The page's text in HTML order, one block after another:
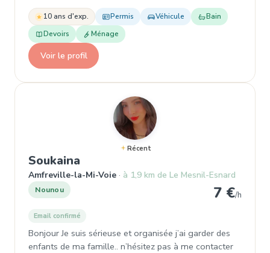
10 ans d'exp. Permis Véhicule
Bain
Devoirs
Ménage
Voir le profil
Récent
Soukaina
Amfreville-la-Mi-Voie à 1,9 km de Le Mesnil-Esnard
Nounou 7 €/h
Email confirmé
Bonjour Je suis sérieuse et organisée j’ai garder des
enfants de ma famille.. n’hésitez pas à me contacter